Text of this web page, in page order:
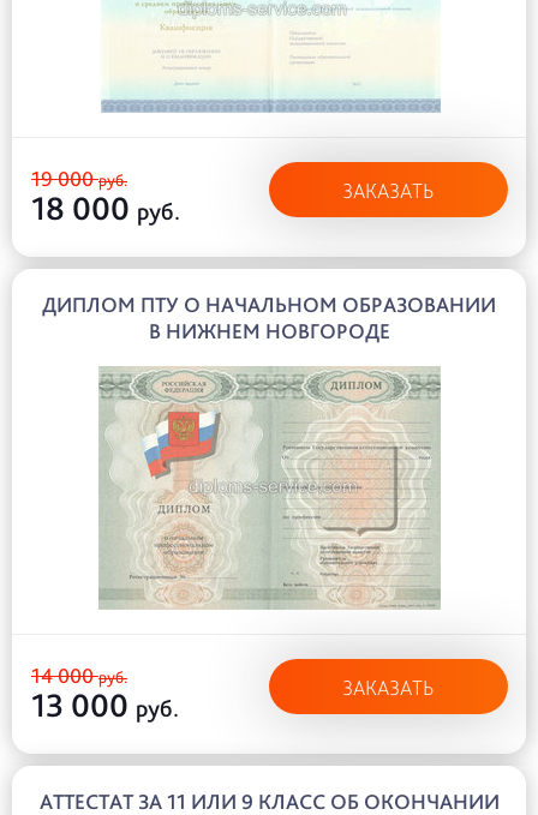
19 000руб.
18 000 руб.
ЗАКАЗАТЬ
ДИПЛОМ ПТУ О НАЧАЛЬНОМ ОБРАЗОВАНИИ
В НИЖНЕМ НОВГОРОДЕ
14 000руб.
13 000 руб.
ЗАКАЗАТЬ
АТТЕСТАТ ЗА 11 ИЛИ 9 КЛАСС ОБ ОКОНЧАНИИ